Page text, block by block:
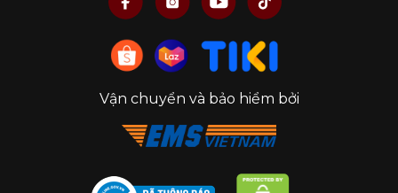
Vận chuyển và bảo hiểm bởi